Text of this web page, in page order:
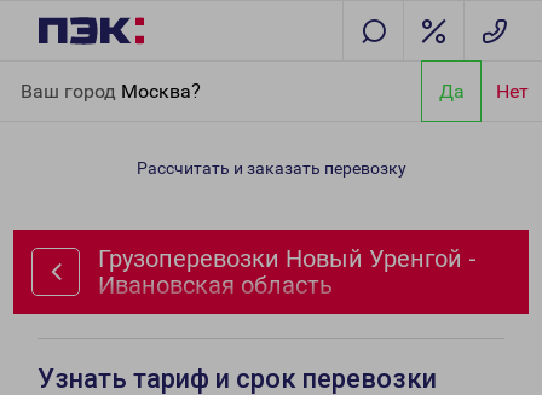
Ваш город Москва? Да Нет
Ивановская область
Рассчитать и заказать перевозку
Грузоперевозки Новый Уренгой -
Ивановская область
Узнать тариф и срок перевозки